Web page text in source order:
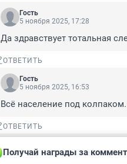
Гость
5 ноября 2025, 17:28
Да здравствует тотальная
ОТВЕТИТЬ
Гость
5 ноября 2025, 16:53
Всё население под
ОТВЕТИТЬ
5 ноября 2025, 16:49
Получай награды за